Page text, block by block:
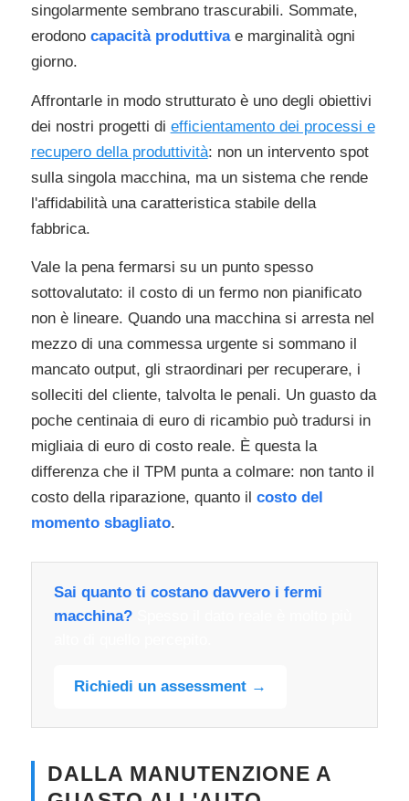
singolarmente sembrano trascurabili. Sommate,
erodono capacità produttivae marginalità ogni
giorno.
Affrontarle in modo strutturato è uno degli obiettivi
dei nostri progetti di efficientamento dei processi e
recupero della produttività: non un intervento spot
sulla singola macchina, ma un sistema che rende
l'affidabilità una caratteristica stabile della
fabbrica.
Vale la pena fermarsi su un punto spesso
sottovalutato: il costo di un fermo non pianificato
non è lineare. Quando una macchina si arresta nel
mezzo di una commessa urgente si sommano il
mancato output, gli straordinari per recuperare, i
solleciti del cliente, talvolta le penali. Un guasto da
poche centinaia di euro di ricambio può tradursi in
migliaia di euro di costo reale. È questa la
differenza che il TPM punta a colmare: non tanto il
costo della riparazione, quanto il costo del
momento sbagliato.
Sai quanto ti costano davvero i fermi
macchina?Spesso il dato reale è molto più
Richiedi un assessment →
DALLA MANUTENZIONE A